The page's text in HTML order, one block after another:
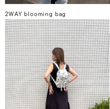
2WAY blooming bag